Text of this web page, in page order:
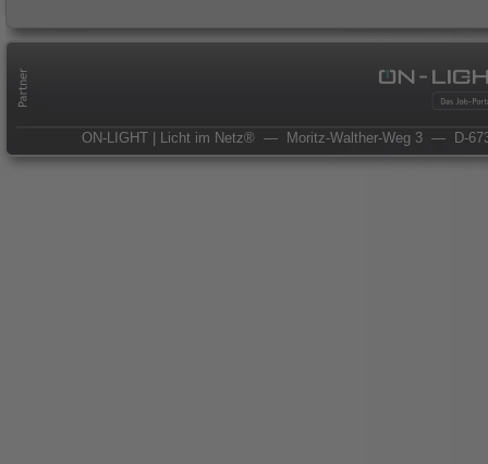
ON-LIGHT | Licht im Netz® — Moritz-Walther-Weg 3 — D-